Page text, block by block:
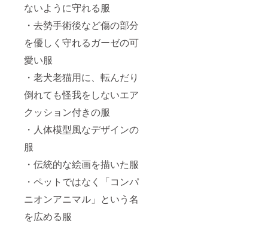
ないように守れる服
・去勢手術後など傷の部分
を優しく守れるガーゼの可
愛い服
・老犬老猫用に、転んだり
倒れても怪我をしないエア
クッション付きの服
・人体模型風なデザインの
服
・伝統的な絵画を描いた服
・ペットではなく「コンパ
ニオンアニマル」という名
を広める服